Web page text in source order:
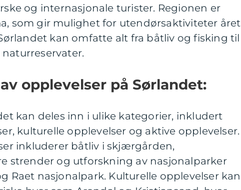
og internasjonale turister. Regionen er
som gir mulighet for utendørsaktiviteter året
kan omfatte alt fra båtliv og fisking til
opplevelser på Sørlandet:
kan deles inn i ulike kategorier, inkludert
kulturelle opplevelser og aktive opplevelser.
inkluderer båtliv i skjærgården,
strender og utforskning av nasjonalparker
Raet nasjonalpark. Kulturelle opplevelser kan